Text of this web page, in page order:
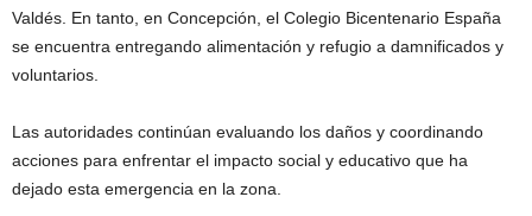
Valdés. En tanto, en Concepción, el Colegio Bicentenario España
se encuentra entregando alimentación y refugio a damnificados y
voluntarios.
Las autoridades continúan evaluando los daños y coordinando
acciones para enfrentar el impacto social y educativo que ha
dejado esta emergencia en la zona.